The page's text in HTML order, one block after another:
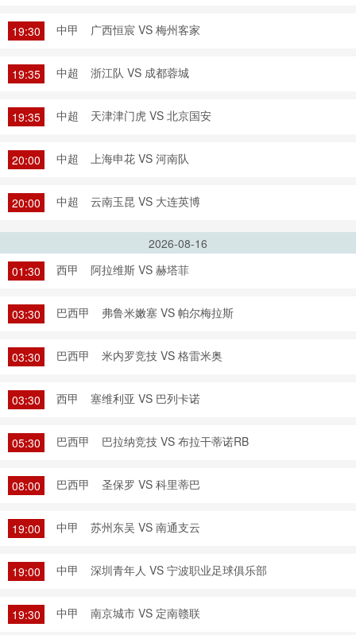
19:30 中甲 广西恒宸 VS 梅州客家
19:35 中超 浙江队 VS 成都蓉城
19:35 中超 天津津门虎 VS 北京国安
20:00 中超 上海申花 VS 河南队
20:00 中超 云南玉昆 VS 大连英博
2026-08-16
01:30
西甲 阿拉维斯 VS 赫塔菲
03:30 巴西甲 弗鲁米嫩塞 VS 帕尔梅拉斯
03:30 巴西甲 米内罗竞技 VS 格雷米奥
03:30 西甲 塞维利亚 VS 巴列卡诺
05:30 巴西甲 巴拉纳竞技 VS 布拉干蒂诺RB
08:00 巴西甲 圣保罗 VS 科里蒂巴
19:00 中甲 苏州东吴 VS 南通支云
19:00 中甲 深圳青年人 VS 宁波职业足球俱乐部
19:30 中甲 南京城市 VS 定南赣联